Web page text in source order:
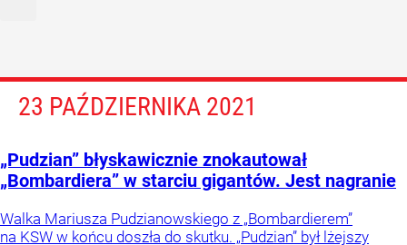
23 PAŹDZIERNIKA 2021
„Pudzian” błyskawicznie znokautował
„Bombardiera” w starciu gigantów. Jest nagranie
Walka Mariusza Pudzianowskiego z „Bombardierem”
na KSW w końcu doszła do skutku. „Pudzian” był lżejszy